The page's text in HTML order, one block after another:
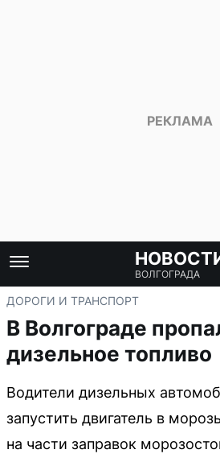
ВОЛГОГРАДА
ДОРОГИ И ТРАНСПОРТ
В Волгограде
дизельное топливо
Водители дизельных
запустить двигатель в
на части заправок